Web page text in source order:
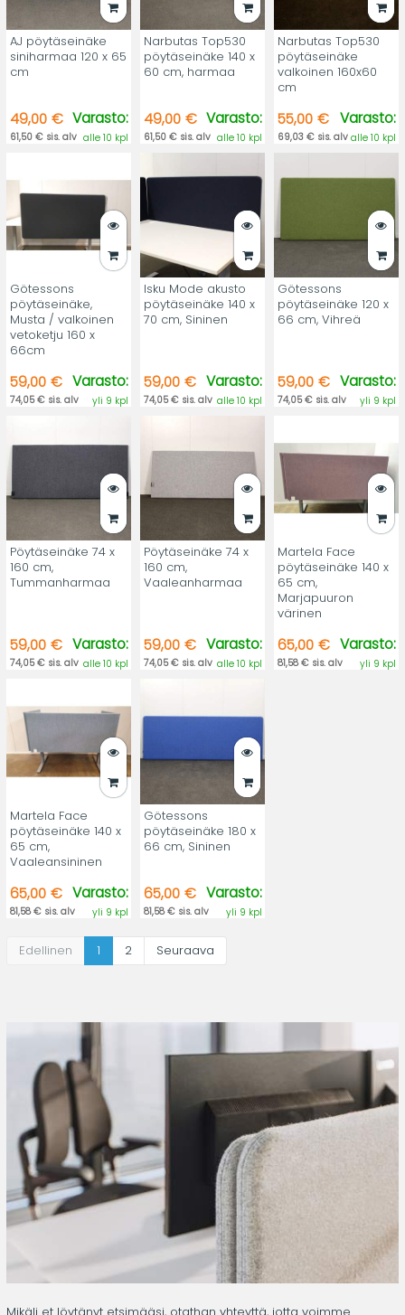
AJ pöytäseinäke
siniharmaa 120 x 65
cm
49,00 €
61,50 € sis. alv
Varasto:
alle 10 kpl
Narbutas Top530
pöytäseinäke 140 x
60 cm, harmaa
49,00 €
61,50 € sis. alv
Varasto:
alle 10 kpl
Narbutas Top530
pöytäseinäke
valkoinen 160x60
cm
55,00 €
69,03 € sis. alv
Varasto:
alle 10 kpl
Götessons
pöytäseinäke,
Musta / valkoinen
vetoketju 160 x
66cm
59,00 €
74,05 € sis. alv
Varasto:
yli 9 kpl
Isku Mode akusto
pöytäseinäke 140 x
70 cm, Sininen
59,00 €
74,05 € sis. alv
Varasto:
alle 10 kpl
Götessons
pöytäseinäke 120 x
66 cm, Vihreä
59,00 €
74,05 € sis. alv
Varasto:
yli 9 kpl
Pöytäseinäke 74 x
160 cm,
Tummanharmaa
59,00 €
74,05 € sis. alv
Varasto:
alle 10 kpl
Pöytäseinäke 74 x
160 cm,
Vaaleanharmaa
59,00 €
74,05 € sis. alv
Varasto:
alle 10 kpl
Martela Face
pöytäseinäke 140 x
65 cm,
Marjapuuron
värinen
65,00 €
81,58 € sis. alv
Varasto:
yli 9 kpl
Martela Face
pöytäseinäke 140 x
65 cm,
Vaaleansininen
65,00 €
81,58 € sis. alv
Varasto:
yli 9 kpl
Götessons
pöytäseinäke 180 x
66 cm, Sininen
65,00 €
81,58 € sis. alv
Varasto:
yli 9 kpl
Edellinen 1 2 Seuraava